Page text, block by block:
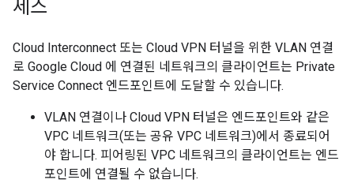
세스
Cloud Interconnect 또는 Cloud VPN 터널을 위한 VLAN 연결
로 Google Cloud 에 연결된 네트워크의 클라이언트는 Private
Service Connect 엔드포인트에 도달할 수 있습니다.
VLAN 연결이나 Cloud VPN 터널은 엔드포인트와 같은
VPC 네트워크(또는 공유 VPC 네트워크)에서 종료되어
야 합니다. 피어링된 VPC 네트워크의 클라이언트는 엔드
포인트에 연결될 수 없습니다.